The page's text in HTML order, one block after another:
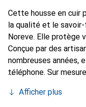
Cette housse en cuir
la qualité et le
Noreve. Elle protège
Conçue par des
nombreuses années,
téléphone. Sur
et indispensable de
Afficher plus